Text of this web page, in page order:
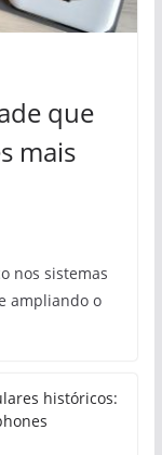
que
mais
nos sistemas
ampliando o
históricos: